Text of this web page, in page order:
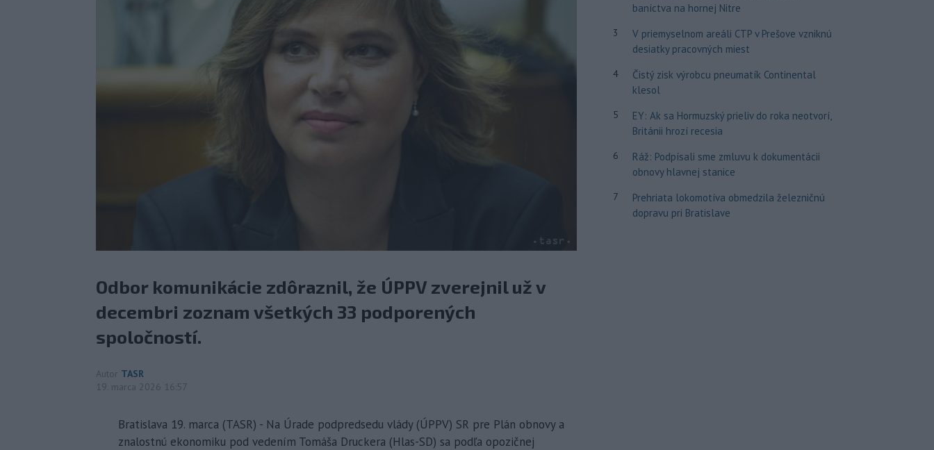
Odbor komunikácie zdôraznil, že ÚPPV zverejnil už v
decembri zoznam všetkých 33 podporených
spoločností.
Autor TASR
19. marca 2026 16:57
Bratislava 19. marca (TASR) - Na Úrade podpredsedu vlády (ÚPPV) SR pre Plán obnovy a
znalostnú ekonomiku pod vedením Tomáša Druckera (Hlas-SD) sa podľa opozičnej
baníctva na hornej Nitre
3
V priemyselnom areáli CTP v Prešove vzniknú
desiatky pracovných miest
4
Čistý zisk výrobcu pneumatík Continental
klesol
5
EY: Ak sa Hormuzský prieliv do roka neotvorí,
Británii hrozí recesia
6
Ráž: Podpísali sme zmluvu k dokumentácii
obnovy hlavnej stanice
7
Prehriata lokomotíva obmedzila železničnú
dopravu pri Bratislave